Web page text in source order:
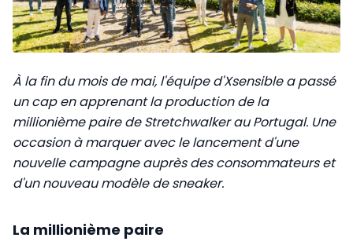
À la fin du mois de mai, l'équipe d'Xsensible a passé
un cap en apprenant la production de la
millionième paire de Stretchwalker au Portugal. Une
occasion à marquer avec le lancement d'une
nouvelle campagne auprès des consommateurs et
d'un nouveau modèle de sneaker.
La millionième paire